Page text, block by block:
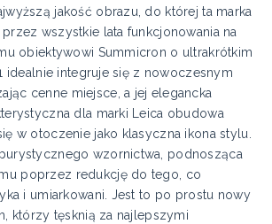
jakość obrazu, do której ta marka
wszystkie lata funkcjonowania na
obiektywowi Summicron o ultrakrótkim
idealnie integruje się z nowoczesnym
cenne miejsce, a jej elegancka
dla marki Leica obudowa
w otoczenie jako klasyczna ikona stylu.
wzornictwa, podnosząca
poprzez redukcję do tego, co
i umiarkowani. Jest to po prostu nowy
którzy tęsknią za najlepszymi